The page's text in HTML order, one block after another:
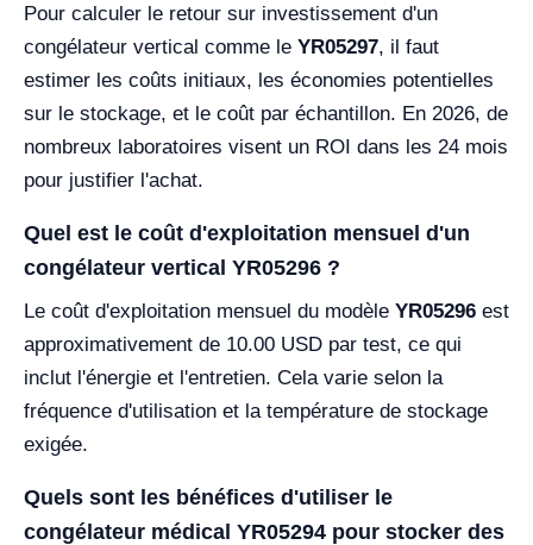
Pour calculer le retour sur investissement d'un
congélateur vertical comme le YR05297, il faut
estimer les coûts initiaux, les économies potentielles
sur le stockage, et le coût par échantillon. En 2026, de
nombreux laboratoires visent un ROI dans les 24 mois
pour justifier l'achat.
Quel est le coût d'exploitation mensuel d'un
congélateur vertical YR05296 ?
Le coût d'exploitation mensuel du modèle YR05296 est
approximativement de 10.00 USD par test, ce qui
inclut l'énergie et l'entretien. Cela varie selon la
fréquence d'utilisation et la température de stockage
exigée.
Quels sont les bénéfices d'utiliser le
congélateur médical YR05294 pour stocker des